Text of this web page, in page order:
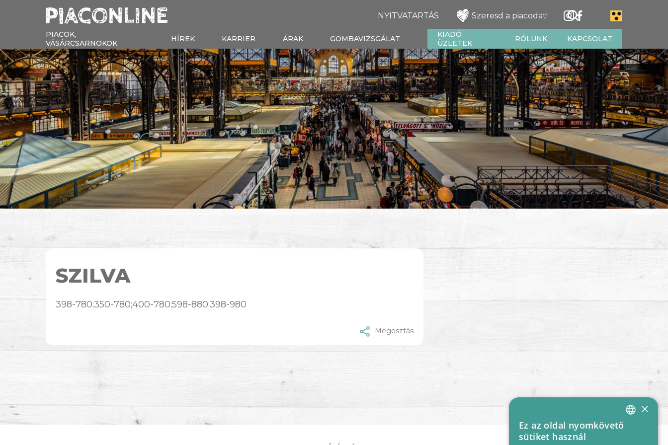
NYITVATARTÁS Szeresd a piacodat!
PIACOK,
VÁSÁRCSARNOKOK
HÍREK KARRIER ÁRAK GOMBAVIZSGÁLAT
KIADÓ
ÜZLETEK
RÓLUNK KAPCSOLAT
SZILVA
398-780;350-780;400-780;598-880;398-980
Megosztás
HUNGARIAN
×
Ez az oldal nyomkövető
sütiket használ